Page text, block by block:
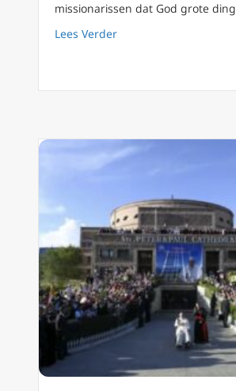
missionarissen dat God grote
Lees Verderabout Paus